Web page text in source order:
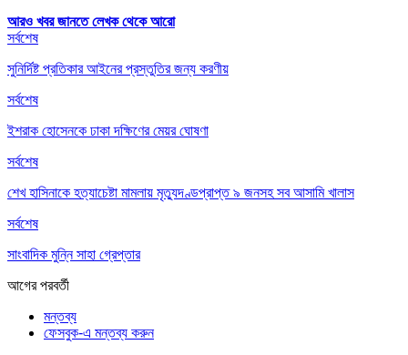
আরও খবর জানতে লেখক থেকে আরো
সর্বশেষ
সুনির্দিষ্ট প্রতিকার আইনের প্রস্তুতির জন্য করণীয়
সর্বশেষ
ইশরাক হোসেনকে ঢাকা দক্ষিণের মেয়র ঘোষণা
সর্বশেষ
শেখ হাসিনাকে হত্যাচেষ্টা মামলায় মৃত্যুদণ্ডপ্রাপ্ত ৯ জনসহ সব আসামি খালাস
সর্বশেষ
সাংবাদিক মুন্নি সাহা গ্রেপ্তার
আগেরপরবর্তী
মন্তব্য
ফেসবুক-এ মন্তব্য করুন